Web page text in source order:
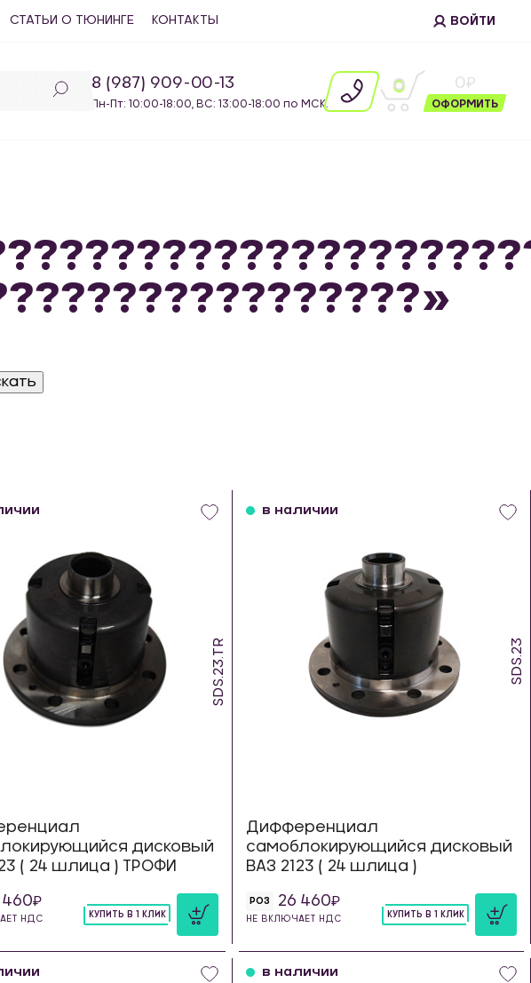
СТАТЬИ О ТЮНИНГЕ КОНТАКТЫ ВОЙТИ
8 (987) 909-00-13
Пн-Пт: 10:00-18:00, ВС: 13:00-18:00 по МСК.
0 0
ОФОРМИТЬ
SDS.23.TR
дисковый
( 24 шлица ) ТРОФИ
460
НДС КУПИТЬ В 1 КЛИК
SDS.23
в наличии
Дифференциал
самоблокирующийся дисковый
ВАЗ 2123 ( 24 шлица )
РОЗ 26 460
НЕ ВКЛЮЧАЕТ НДС КУПИТЬ В 1 КЛИК
в наличии